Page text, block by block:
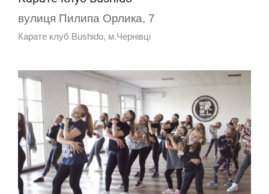
вулиця Пилипа Орлика, 7
Карате клуб Bushido, м.Чернівці